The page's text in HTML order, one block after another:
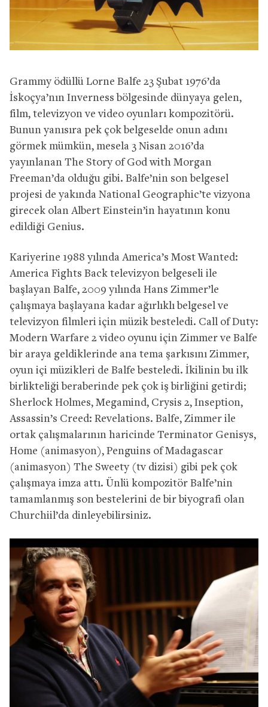
Grammy ödüllü Lorne Balfe 23 Şubat 1976’da
İskoçya’nın Inverness bölgesinde dünyaya gelen,
film, televizyon ve video oyunları kompozitörü.
Bunun yanısıra pek çok belgeselde onun adını
görmek mümkün, mesela 3 Nisan 2016’da
yayınlanan The Story of God with Morgan
Freeman’da olduğu gibi. Balfe’nin son belgesel
projesi de yakında National Geographic’te vizyona
girecek olan Albert Einstein’in hayatının konu
edildiği Genius.
Kariyerine 1988 yılında America’s Most Wanted:
America Fights Back televizyon belgeseli ile
başlayan Balfe, 2009 yılında Hans Zimmer’le
çalışmaya başlayana kadar ağırlıklı belgesel ve
televizyon filmleri için müzik besteledi. Call of Duty:
Modern Warfare 2 video oyunu için Zimmer ve Balfe
bir araya geldiklerinde ana tema şarkısını Zimmer,
oyun içi müzikleri de Balfe besteledi. İkilinin bu ilk
birlikteliği beraberinde pek çok iş birliğini getirdi;
Sherlock Holmes, Megamind, Crysis 2, Inseption,
Assassin’s Creed: Revelations. Balfe, Zimmer ile
ortak çalışmalarının haricinde Terminator Genisys,
Home (animasyon), Penguins of Madagascar
(animasyon) The Sweety (tv dizisi) gibi pek çok
çalışmaya imza attı. Ünlü kompozitör Balfe’nin
tamamlanmış son bestelerini de bir biyografi olan
Churchiil’da dinleyebilirsiniz.